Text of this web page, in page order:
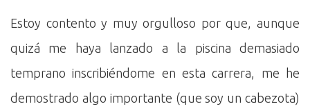
Estoy contento y muy orgulloso por que, aunque
quizá me haya lanzado a la piscina demasiado
temprano inscribiéndome en esta carrera, me he
demostrado algo importante (que soy un cabezota)